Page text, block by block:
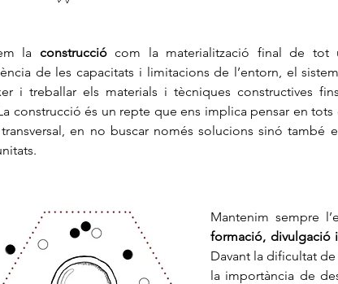
la construcciócom la materialització final de tot
de les capacitats i limitacions de l’entorn, el
i treballar els materials i tècniques constructives
construcció és un repte que ens implica pensar en
en no buscar només solucions sinó també
Mantenim sempre
formació, divulgació
Davant la dificultat
la importància de